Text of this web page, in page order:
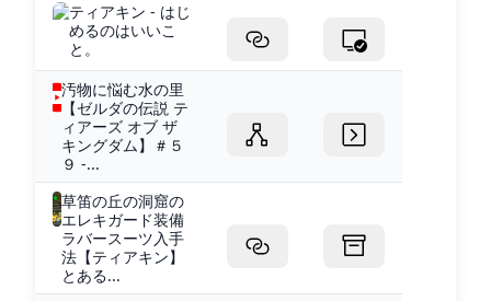
ティアキン - はじ
めるのはいいこ
と。
汚物に悩む水の里
【ゼルダの伝説 テ
ィアーズ オブ ザ
キングダム】＃５
９ -...
草笛の丘の洞窟の
エレキガード装備
ラバースーツ入手
法【ティアキン】
とある...